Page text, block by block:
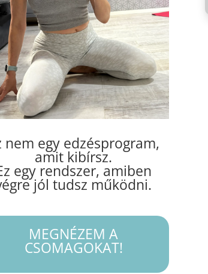
nem egy edzésprogram,
amit kibírsz.
egy rendszer, amiben
jól tudsz működni.
MEGNÉZEM A
CSOMAGOKAT!